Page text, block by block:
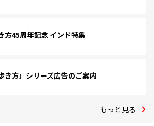
方45周年記念 インド特集
き方」シリーズ広告のご案内
もっと見る